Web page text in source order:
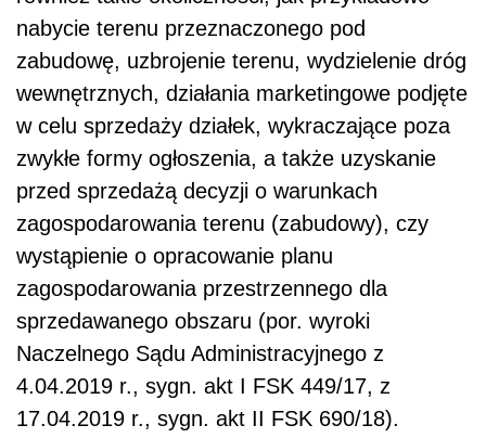
nabycie terenu przeznaczonego pod
zabudowę, uzbrojenie terenu, wydzielenie dróg
wewnętrznych, działania marketingowe podjęte
w celu sprzedaży działek, wykraczające poza
zwykłe formy ogłoszenia, a także uzyskanie
przed sprzedażą decyzji o warunkach
zagospodarowania terenu (zabudowy), czy
wystąpienie o opracowanie planu
zagospodarowania przestrzennego dla
sprzedawanego obszaru (por. wyroki
Naczelnego Sądu Administracyjnego z
4.04.2019 r., sygn. akt I FSK 449/17, z
17.04.2019 r., sygn. akt II FSK 690/18).